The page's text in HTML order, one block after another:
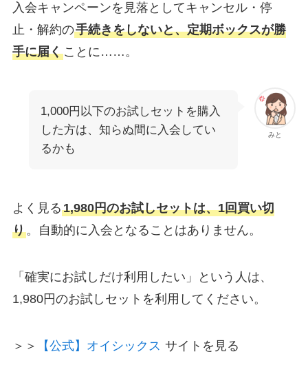
入会キャンペーンを見落としてキャンセル・停
止・解約の手続きをしないと、定期ボックスが勝
手に届くことに……。
みと
1,000円以下のお試しセットを購入
した方は、知らぬ間に入会してい
るかも
よく見る1,980円のお試しセットは、1回買い切
り。自動的に入会となることはありません。
「確実にお試しだけ利用したい」という人は、
1,980円のお試しセットを利用してください。
＞＞ 【公式】オイシックス サイトを見る